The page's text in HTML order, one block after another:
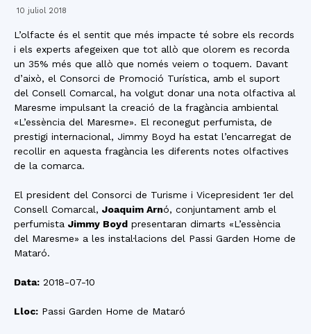
Maresme
10 juliol 2018
L’olfacte és el sentit que més impacte té sobre els records
i els experts afegeixen que tot allò que olorem es recorda
un 35% més que allò que només veiem o toquem. Davant
d’això, el Consorci de Promoció Turística, amb el suport
del Consell Comarcal, ha volgut donar una nota olfactiva al
Maresme impulsant la creació de la fragància ambiental
«L’essència del Maresme». El reconegut perfumista, de
prestigi internacional, Jimmy Boyd ha estat l’encarregat de
recollir en aquesta fragància les diferents notes olfactives
de la comarca.
El president del Consorci de Turisme i Vicepresident 1er del
Consell Comarcal, Joaquim Arnó, conjuntament amb el
perfumista Jimmy Boyd presentaran dimarts «L’essència
del Maresme» a les instal·lacions del Passi Garden Home de
Mataró.
Data: 2018-07-10
Lloc: Passi Garden Home de Mataró